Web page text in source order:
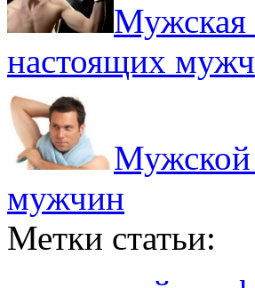
Мужская
настоящих
Мужской
мужчин
Метки статьи: